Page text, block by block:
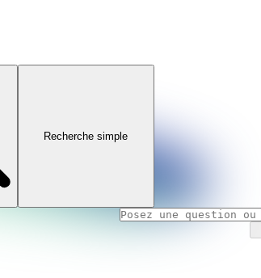
Recherche simple